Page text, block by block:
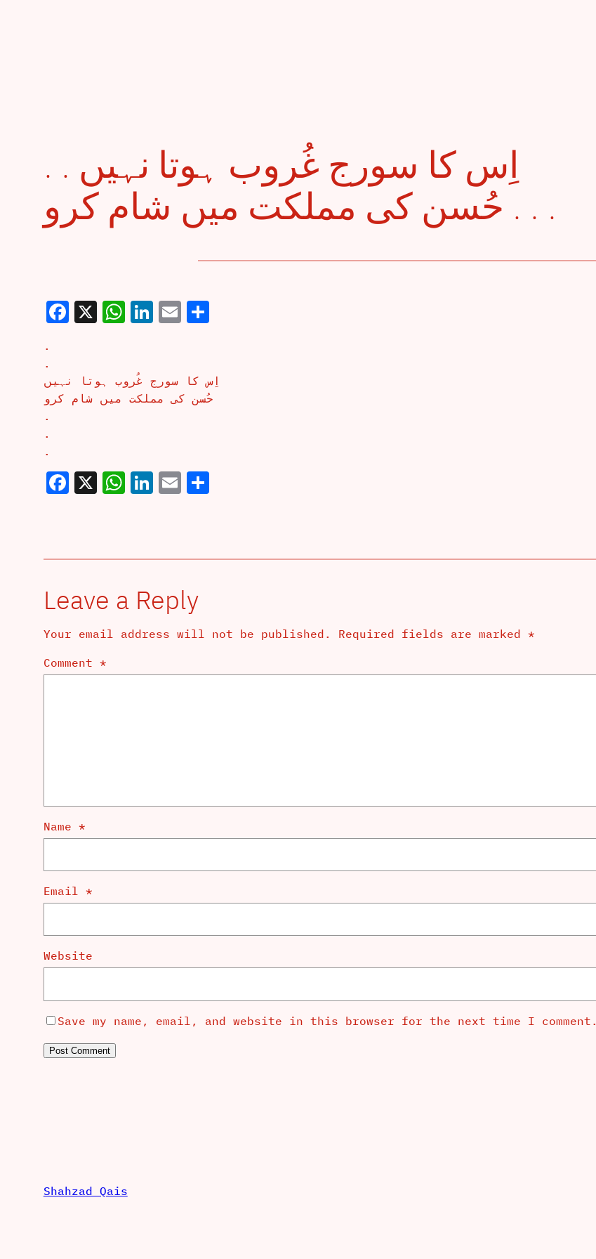
. . اِس کا سورج غُروب ہوتا نہیں
حُسن کی مملکت میں شام کرو . . .
Facebook
X WhatsApp
LinkedIn
EmailShare
.
.
اِس کا سورج غُروب ہوتا نہیں
حُسن کی مملکت میں شام کرو
.
.
.
Facebook
X WhatsApp
LinkedIn
EmailShare
Leave a Reply
Your email address will not be published. Required fields are marked *
Comment *
Name *
Email *
Website
Save my name, email, and website in this browser for the next time I comment.
Shahzad Qais